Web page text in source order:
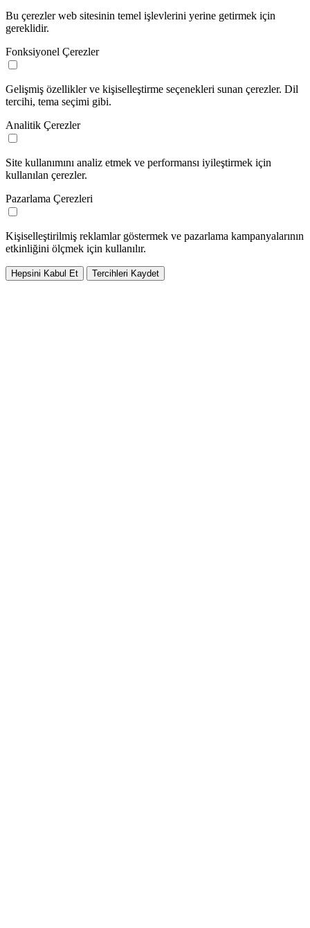
Bu çerezler web sitesinin temel işlevlerini yerine getirmek için
gereklidir.
Fonksiyonel Çerezler
Gelişmiş özellikler ve kişiselleştirme seçenekleri sunan çerezler. Dil
tercihi, tema seçimi gibi.
Analitik Çerezler
Site kullanımını analiz etmek ve performansı iyileştirmek için
kullanılan çerezler.
Pazarlama Çerezleri
Kişiselleştirilmiş reklamlar göstermek ve pazarlama kampanyalarının
etkinliğini ölçmek için kullanılır.
Hepsini Kabul Et Tercihleri Kaydet